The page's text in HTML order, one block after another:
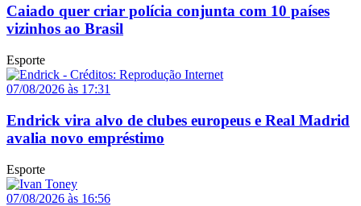
Caiado quer criar polícia conjunta com 10 países
vizinhos ao Brasil
Esporte
07/08/2026 às 17:31
Endrick vira alvo de clubes europeus e Real Madrid
avalia novo empréstimo
Esporte
07/08/2026 às 16:56